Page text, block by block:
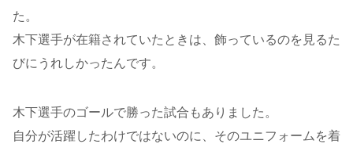
た。
木下選手が在籍されていたときは、飾っているのを見るた
びにうれしかったんです。
木下選手のゴールで勝った試合もありました。
自分が活躍したわけではないのに、そのユニフォームを着